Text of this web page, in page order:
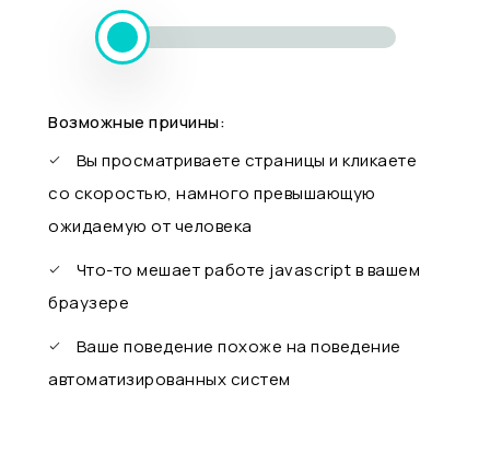
Возможные причины:
Вы просматриваете страницы и кликаете
со скоростью, намного превышающую
ожидаемую от человека
Что-то мешает работе javascript в вашем
браузере
Ваше поведение похоже на поведение
автоматизированных систем